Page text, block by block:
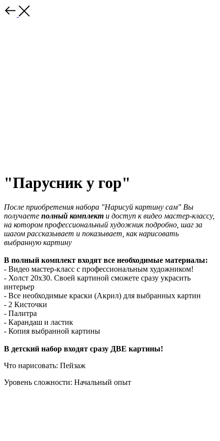
"Парусник у гор"
После приобретения набора "Нарисуй картину сам" Вы
получаете полный комплект и доступ к видео мастер-классу,
на котором профессиональный художник подробно, шаг за
шагом рассказывает и показывает, как нарисовать
выбранную картину
В полный комплект входят все необходимые материалы:
- Видео мастер-класс с профессиональным художником!
- Холст 20х30. Своей картиной сможете сразу украсить
интерьер
- Все необходимые краски (Акрил) для выбранных картин
- 2 Кисточки
- Палитра
- Карандаш и ластик
- Копия выбранной картины
В детский набор входят сразу ДВЕ картины!
Что нарисовать: Пейзаж
Уровень сложности: Начальный опыт